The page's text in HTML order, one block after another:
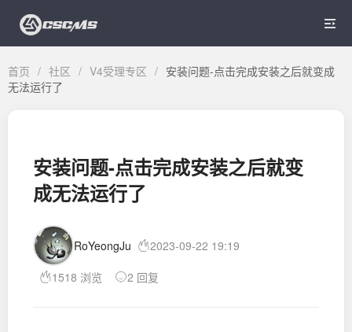

首页 / 社区 / V4受理专区 / 安装问题-点击完成安装之后就变成
无法运行了
安装问题-点击完成安装之后就变
成无法运行了
RoYeongJu
2023-09-22 19:19
1518 浏览
2 回复